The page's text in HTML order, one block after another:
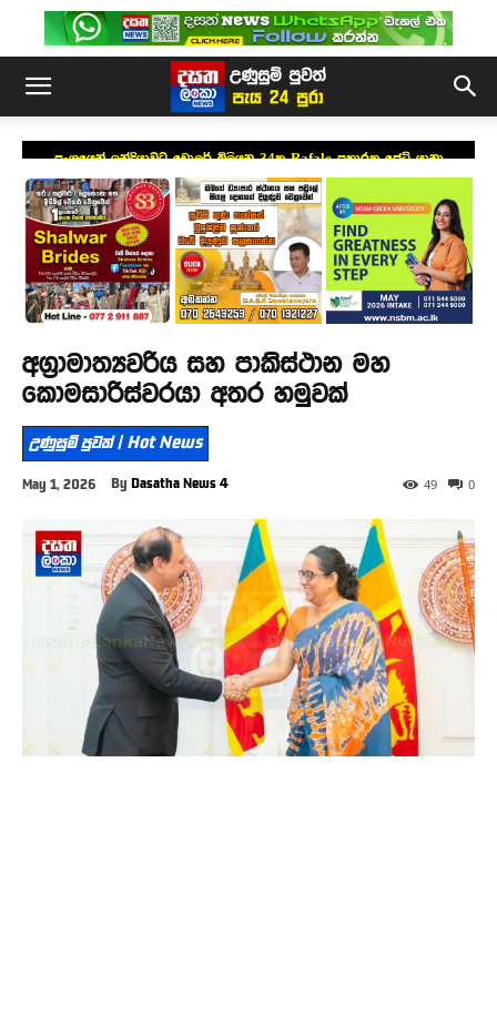
ප්‍රංශයෙන් ඉන්දියාවට ඩොලර් බිලියන 34ක Rafale ප්‍රහාරක ජෙට් යානා
යෝජනාවක්
​අග්‍රාමාත්‍යවරිය සහ පාකිස්ථාන මහ
කොමසාරිස්වරයා අතර හමුවක්
උණුසුම් පුවත් | Hot News
May 1, 2026 By Dasatha News 4 0
49